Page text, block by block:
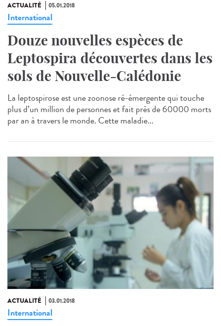
ACTUALITÉ 05.01.2018
International
Douze nouvelles espèces de
Leptospira découvertes dans les
sols de Nouvelle-Calédonie
La leptospirose est une zoonose ré-émergente qui touche
plus d’un million de personnes et fait près de 60000 morts
par an à travers le monde. Cette maladie...
ACTUALITÉ 03.01.2018
International